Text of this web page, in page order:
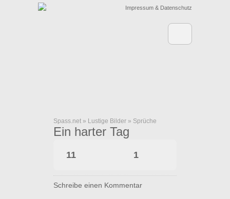
Impressum & Datenschutz
Spass.net » Lustige Bilder » Sprüche
Ein harter Tag
11 1
Schreibe einen Kommentar